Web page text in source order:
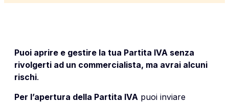
Puoi aprire e gestire la tua Partita IVA senza
rivolgerti ad un commercialista, ma avrai alcuni
rischi.
Per l’apertura della Partita IVA puoi inviare